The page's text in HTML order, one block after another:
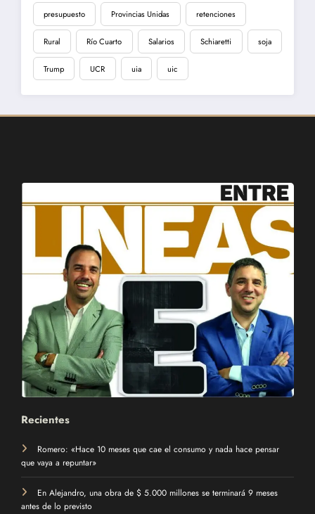
presupuesto Provincias Unidas retenciones
Rural Río Cuarto Salarios Schiaretti soja
Trump UCR uia uic
Recientes
Romero: «Hace 10 meses que cae el consumo y nada hace pensar
que vaya a repuntar»
En Alejandro, una obra de $ 5.000 millones se terminará 9 meses
antes de lo previsto